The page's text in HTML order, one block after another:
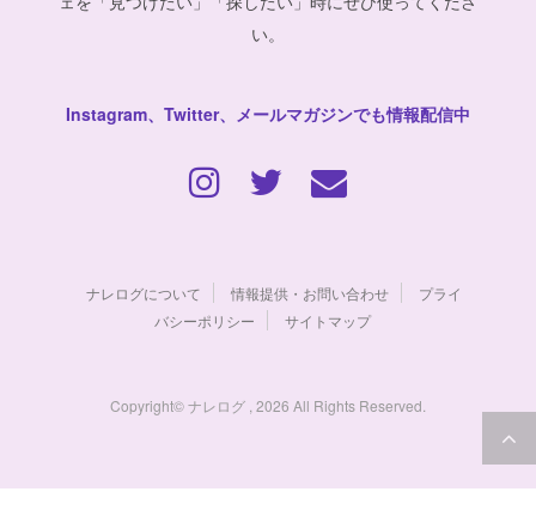
い。
Instagram、Twitter、メールマガジンでも情報配信中
ナレログについて 情報提供・お問い合わせ
プライ
バシーポリシー
サイトマップ
Copyright© ナレログ , 2026 All Rights Reserved.